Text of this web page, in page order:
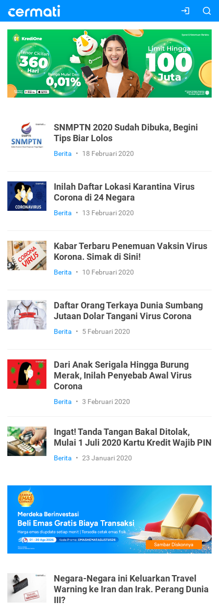
SNMPTN 2020 Sudah Dibuka, Begini
Tips Biar Lolos
Berita • 18 Februari 2020
Inilah Daftar Lokasi Karantina Virus
Corona di 24 Negara
Berita • 13 Februari 2020
Kabar Terbaru Penemuan Vaksin Virus
Korona. Simak di Sini!
Berita • 10 Februari 2020
Daftar Orang Terkaya Dunia Sumbang
Jutaan Dolar Tangani Virus Corona
Berita • 5 Februari 2020
Dari Anak Serigala Hingga Burung
Merak, Inilah Penyebab Awal Virus
Corona
Berita • 3 Februari 2020
Ingat! Tanda Tangan Bakal Ditolak,
Mulai 1 Juli 2020 Kartu Kredit Wajib PIN
Berita • 23 Januari 2020
Negara-Negara ini Keluarkan Travel
Warning ke Iran dan Irak. Perang Dunia
III?